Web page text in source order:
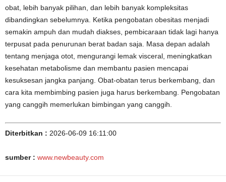
obat, lebih banyak pilihan, dan lebih banyak kompleksitas
dibandingkan sebelumnya. Ketika pengobatan obesitas menjadi
semakin ampuh dan mudah diakses, pembicaraan tidak lagi hanya
terpusat pada penurunan berat badan saja. Masa depan adalah
tentang menjaga otot, mengurangi lemak visceral, meningkatkan
kesehatan metabolisme dan membantu pasien mencapai
kesuksesan jangka panjang. Obat-obatan terus berkembang, dan
cara kita membimbing pasien juga harus berkembang. Pengobatan
yang canggih memerlukan bimbingan yang canggih.
Diterbitkan : 2026-06-09 16:11:00
sumber : www.newbeauty.com